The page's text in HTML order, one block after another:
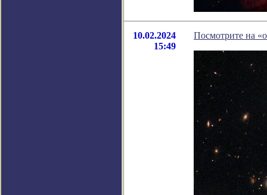
10.02.2024
15:49
Посмотрите на